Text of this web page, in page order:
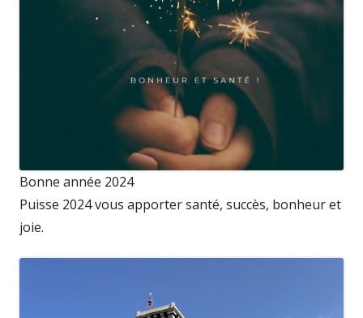
Bonne année 2024
Puisse 2024 vous apporter santé, succès, bonheur et
joie.